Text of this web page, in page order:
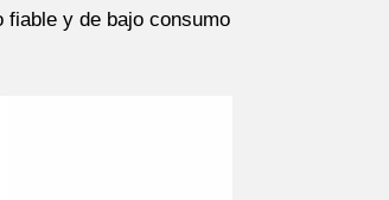
fiable y de bajo consumo